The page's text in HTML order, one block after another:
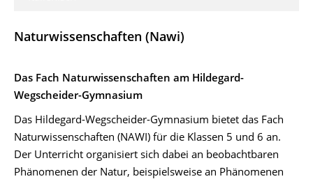
Naturwissenschaften (Nawi)
Das Fach Naturwissenschaften am Hildegard-
Wegscheider-Gymnasium
Das Hildegard-Wegscheider-Gymnasium bietet das Fach
Naturwissenschaften (NAWI) für die Klassen 5 und 6 an.
Der Unterricht organisiert sich dabei an beobachtbaren
Phänomenen der Natur, beispielsweise an Phänomenen